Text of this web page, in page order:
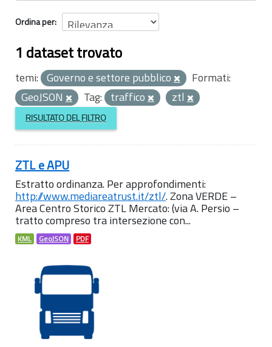
Ordina per
1 dataset trovato
temi: Governo e settore pubblico
Formati:
GeoJSON
Tag: traffico ztl
RISULTATO DEL FILTRO
ZTL e APU
Estratto ordinanza. Per approfondimenti:
http://www.mediareatrust.it/ztl/. Zona VERDE –
Area Centro Storico ZTL Mercato: (via A. Persio –
tratto compreso tra intersezione con...
KML GeoJSON PDF